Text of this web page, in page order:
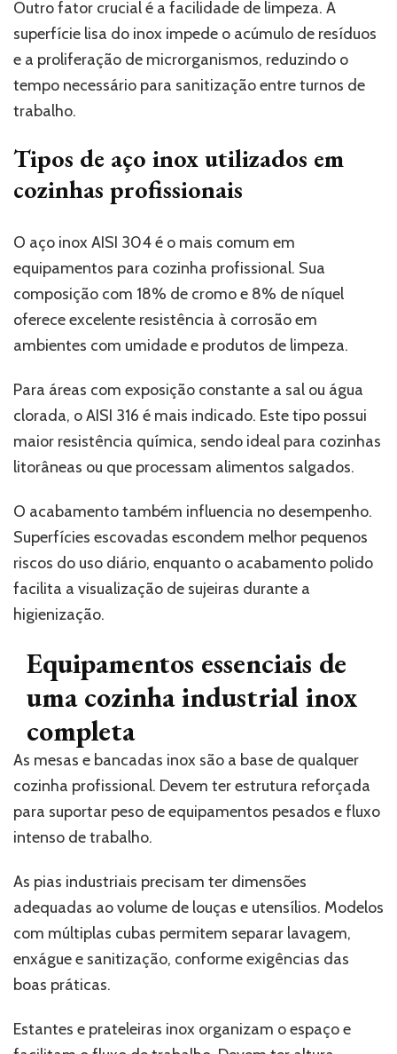
Outro fator crucial é a facilidade de limpeza. A
superfície lisa do inox impede o acúmulo de resíduos
e a proliferação de microrganismos, reduzindo o
tempo necessário para sanitização entre turnos de
trabalho.
Tipos de aço inox utilizados em
cozinhas profissionais
O aço inox AISI 304 é o mais comum em
equipamentos para cozinha profissional. Sua
composição com 18% de cromo e 8% de níquel
oferece excelente resistência à corrosão em
ambientes com umidade e produtos de limpeza.
Para áreas com exposição constante a sal ou água
clorada, o AISI 316 é mais indicado. Este tipo possui
maior resistência química, sendo ideal para cozinhas
litorâneas ou que processam alimentos salgados.
O acabamento também influencia no desempenho.
Superfícies escovadas escondem melhor pequenos
riscos do uso diário, enquanto o acabamento polido
facilita a visualização de sujeiras durante a
higienização.
Equipamentos essenciais de
uma cozinha industrial inox
completa
As mesas e bancadas inox são a base de qualquer
cozinha profissional. Devem ter estrutura reforçada
para suportar peso de equipamentos pesados e fluxo
intenso de trabalho.
As pias industriais precisam ter dimensões
adequadas ao volume de louças e utensílios. Modelos
com múltiplas cubas permitem separar lavagem,
enxágue e sanitização, conforme exigências das
boas práticas.
Estantes e prateleiras inox organizam o espaço e